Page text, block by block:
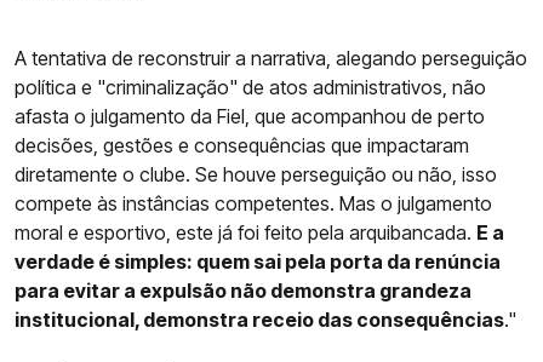
A tentativa de reconstruir a narrativa, alegando perseguição
política e "criminalização" de atos administrativos, não
afasta o julgamento da Fiel, que acompanhou de perto
decisões, gestões e consequências que impactaram
diretamente o clube. Se houve perseguição ou não, isso
compete às instâncias competentes. Mas o julgamento
moral e esportivo, este já foi feito pela arquibancada. E a
verdade é simples: quem sai pela porta da renúncia
para evitar a expulsão não demonstra grandeza
institucional, demonstra receio das consequências."